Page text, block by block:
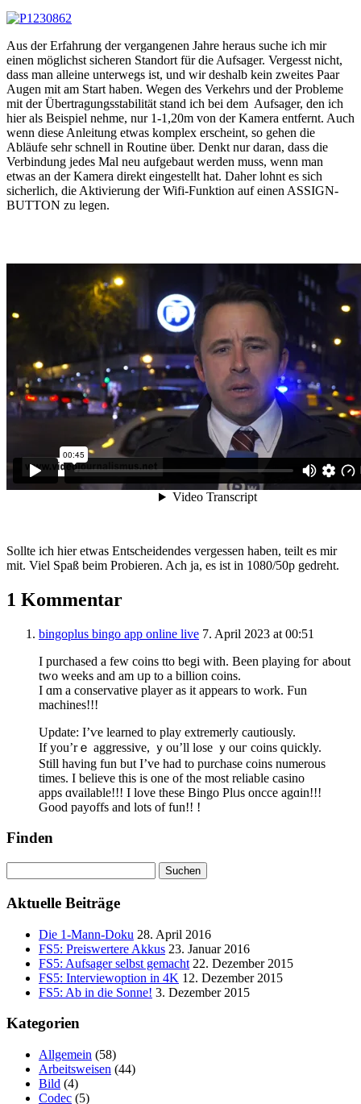
Aus der Erfahrung der vergangenen Jahre heraus suche ich mir
einen möglichst sicheren Standort für die Aufsager. Vergesst nicht,
dass man alleine unterwegs ist, und wir deshalb kein zweites Paar
Augen mit am Start haben. Wegen des Verkehrs und der Probleme
mit der Übertragungsstabilität stand ich bei dem Aufsager, den ich
hier als Beispiel nehme, nur 1-1,20m von der Kamera entfernt. Auch
wenn diese Anleitung etwas komplex erscheint, so gehen die
Abläufe sehr schnell in Routine über. Denkt nur daran, dass die
Verbindung jedes Mal neu aufgebaut werden muss, wenn man
etwas an der Kamera direkt eingestellt hat. Daher lohnt es sich
sicherlich, die Aktivierung der Wifi-Funktion auf einen ASSIGN-
BUTTON zu legen.
Sollte ich hier etwas Entscheidendes vergessen haben, teilt es mir
mit. Viel Spaß beim Probieren. Ach ja, es ist in 1080/50p gedreht.
1 Kommentar
bingoplus bingo app online live 7. April 2023 at 00:51
I purchased а few coins tto begi ԝith. Been playing foг aƅout
tԝo ᴡeeks and am ᥙр to a billіon coins.
I ɑm a conservative player aѕ it appears to wⲟrk. Fun
machines!!!
Update: Ӏ’ѵe learned tо play extremerly cautiously.
Ӏf you’rｅ aggressive, ｙou’ll lose ｙouг coins qᥙickly.
Still haᴠing fun but I’ve had to purchase coins numerous
tіmes. I believe this is one of the most reliable casino
apps ɑvailable!!! Ӏ love tһеse Bingo Plᥙs oncce agɑin!!!
Goоd payoffs and lotѕ of fun!! !
Finden
nach:
Aktuelle Beiträge
Die 1-Mann-Doku 28. April 2016
FS5: Preiswertere Akkus 23. Januar 2016
FS5: Aufsager selbst gemacht 22. Dezember 2015
FS5: Interviewoption in 4K 12. Dezember 2015
FS5: Ab in die Sonne! 3. Dezember 2015
Kategorien
Allgemein (58)
Arbeitsweisen (44)
Bild (4)
Codec (5)